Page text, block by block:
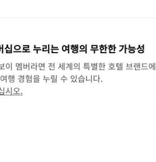
십으로 누리는 여행의 무한한 가능성
이 멤버라면 전 세계의 특별한 호텔 브랜드에
행 경험을 누릴 수 있습니다.
시오.opens in new window